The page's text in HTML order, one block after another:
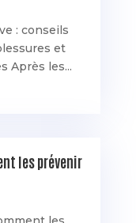
: conseils
et
Après les...
les prévenir